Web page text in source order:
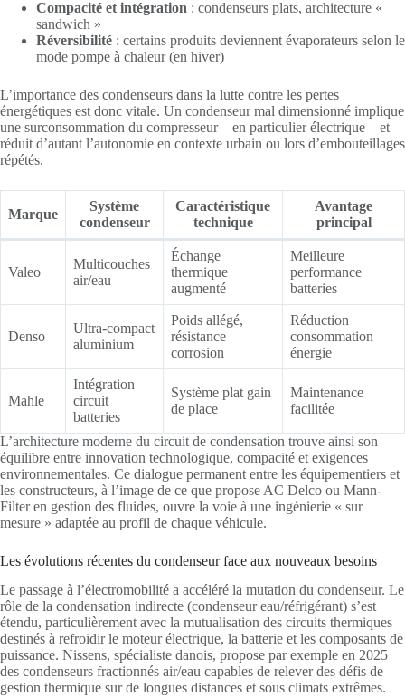
Compacité et intégration : condenseurs plats, architecture «
sandwich »
Réversibilité : certains produits deviennent évaporateurs selon le
mode pompe à chaleur (en hiver)
L’importance des condenseurs dans la lutte contre les pertes
énergétiques est donc vitale. Un condenseur mal dimensionné implique
une surconsommation du compresseur – en particulier électrique – et
réduit d’autant l’autonomie en contexte urbain ou lors d’embouteillages
répétés.
Marque
Système
condenseur
Caractéristique
technique
Avantage
principal
Valeo
Multicouches
air/eau
Échange
thermique
augmenté
Meilleure
performance
batteries
Denso
Ultra-compact
aluminium
Poids allégé,
résistance
corrosion
Réduction
consommation
énergie
Mahle
Intégration
circuit
batteries
Système plat gain
de place
Maintenance
facilitée
L’architecture moderne du circuit de condensation trouve ainsi son
équilibre entre innovation technologique, compacité et exigences
environnementales. Ce dialogue permanent entre les équipementiers et
les constructeurs, à l’image de ce que propose AC Delco ou Mann-
Filter en gestion des fluides, ouvre la voie à une ingénierie « sur
mesure » adaptée au profil de chaque véhicule.
Les évolutions récentes du condenseur face aux nouveaux besoins
Le passage à l’électromobilité a accéléré la mutation du condenseur. Le
rôle de la condensation indirecte (condenseur eau/réfrigérant) s’est
étendu, particulièrement avec la mutualisation des circuits thermiques
destinés à refroidir le moteur électrique, la batterie et les composants de
puissance. Nissens, spécialiste danois, propose par exemple en 2025
des condenseurs fractionnés air/eau capables de relever des défis de
gestion thermique sur de longues distances et sous climats extrêmes.